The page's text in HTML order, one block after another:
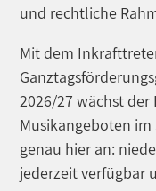
und rechtliche
Mit dem
2026/27 wächst
Musikangeboten
genau hier an:
jederzeit verfügbar